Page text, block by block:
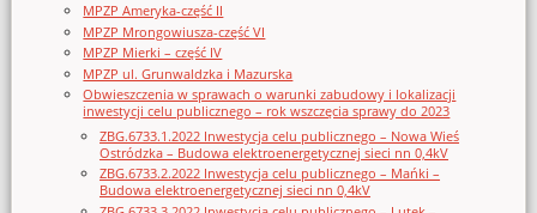
MPZP Ameryka-część II
MPZP Mrongowiusza-część VI
MPZP Mierki – część IV
MPZP ul. Grunwaldzka i Mazurska
Obwieszczenia w sprawach o warunki zabudowy i lokalizacji
inwestycji celu publicznego – rok wszczęcia sprawy do 2023
ZBG.6733.1.2022 Inwestycja celu publicznego – Nowa Wieś
Ostródzka – Budowa elektroenergetycznej sieci nn 0,4kV
ZBG.6733.2.2022 Inwestycja celu publicznego – Mańki –
Budowa elektroenergetycznej sieci nn 0,4kV